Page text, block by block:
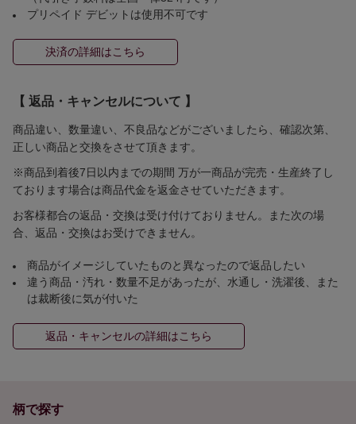
プリペイド デビットは使用不可です
決済の詳細はこちら
【 返品・キャンセルについて 】
商品違い、数量違い、不良品などがございましたら、確認次第、
正しい商品と交換をさせて頂きます。
※商品到着後7日以内までの期間 万が一商品が完売・生産終了し
ております場合は商品代金を返金させていただきます。
お客様都合の返品・交換は受け付けておりません。また次の場
合、返品・交換はお受けできません。
商品がイメージしていたものと異なったので返品したい
違う商品・汚れ・数量不足があったが、水通し・洗濯後、また
は裁断後に気が付いた
返品・キャンセルの詳細はこちら
柄で探す